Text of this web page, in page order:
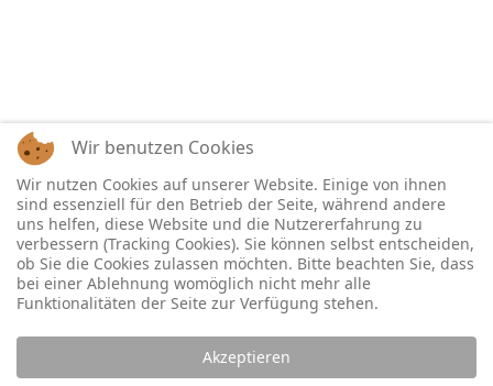
Wir benutzen Cookies
Wir nutzen Cookies auf unserer Website. Einige von ihnen
sind essenziell für den Betrieb der Seite, während andere
uns helfen, diese Website und die Nutzererfahrung zu
verbessern (Tracking Cookies). Sie können selbst entscheiden,
ob Sie die Cookies zulassen möchten. Bitte beachten Sie, dass
bei einer Ablehnung womöglich nicht mehr alle
Funktionalitäten der Seite zur Verfügung stehen.
Akzeptieren